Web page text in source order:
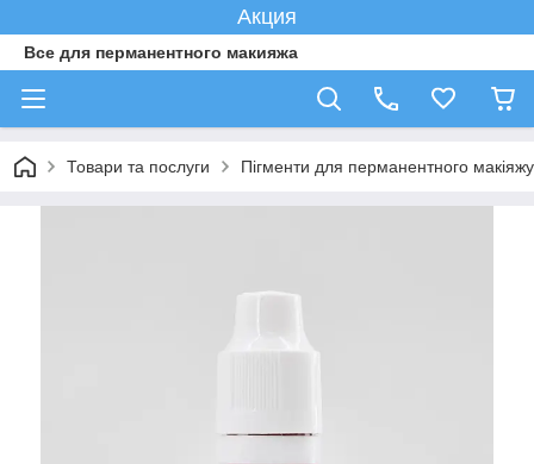
Акция
Все для перманентного макияжа
Товари та послуги Пігменти для перманентного макіяжу